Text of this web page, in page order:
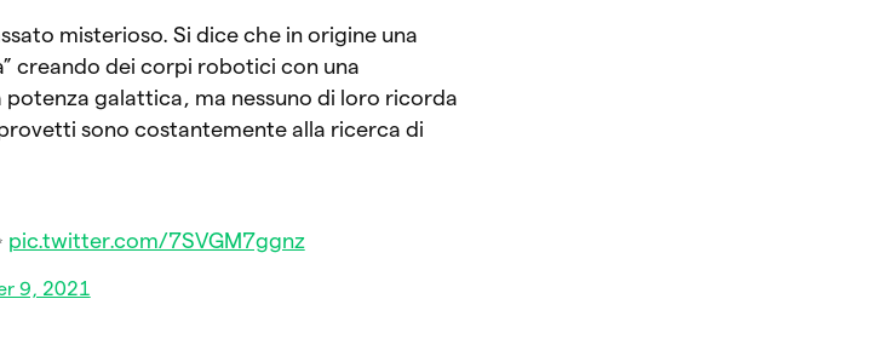
misterioso. Si dice che in origine una
creando dei corpi robotici con una
galattica, ma nessuno di loro ricorda
sono costantemente alla ricerca di
pic.twitter.com/7SVGM7ggnz
9, 2021